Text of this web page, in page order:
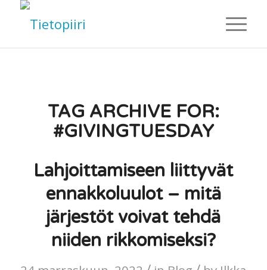
TAG ARCHIVE FOR:
#GIVINGTUESDAY
Lahjoittamiseen liittyvät
ennakkoluulot – mitä
järjestöt voivat tehdä
niiden rikkomiseksi?